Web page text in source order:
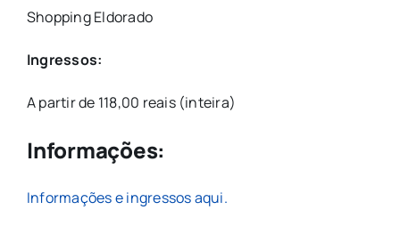
Shopping Eldorado
Ingressos:
A partir de 118,00 reais (inteira)
Informações:
Informações e ingressos aqui.